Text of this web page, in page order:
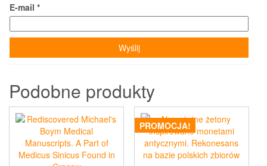
E-mail *
Podobne produkty
PROMOCJA!